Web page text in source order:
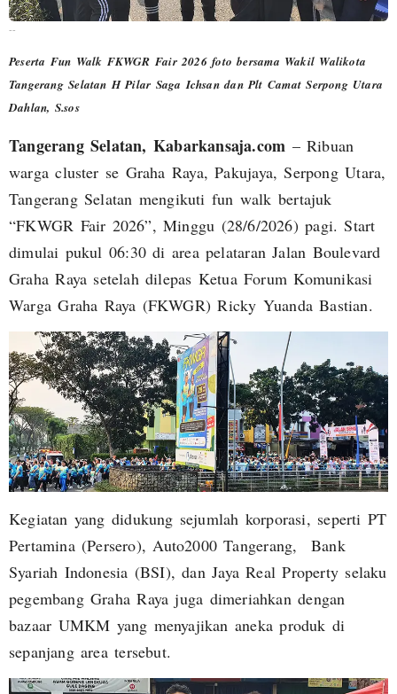
--
Peserta Fun Walk FKWGR Fair 2026 foto bersama Wakil Walikota
Tangerang Selatan H Pilar Saga Ichsan dan Plt Camat Serpong Utara
Dahlan, S.sos
Tangerang Selatan, Kabarkansaja.com – Ribuan
warga cluster se Graha Raya, Pakujaya, Serpong Utara,
Tangerang Selatan mengikuti fun walk bertajuk
“FKWGR Fair 2026”, Minggu (28/6/2026) pagi. Start
dimulai pukul 06:30 di area pelataran Jalan Boulevard
Graha Raya setelah dilepas Ketua Forum Komunikasi
Warga Graha Raya (FKWGR) Ricky Yuanda Bastian.
Kegiatan yang didukung sejumlah korporasi, seperti PT
Pertamina (Persero), Auto2000 Tangerang, Bank
Syariah Indonesia (BSI), dan Jaya Real Property selaku
pegembang Graha Raya juga dimeriahkan dengan
bazaar UMKM yang menyajikan aneka produk di
sepanjang area tersebut.